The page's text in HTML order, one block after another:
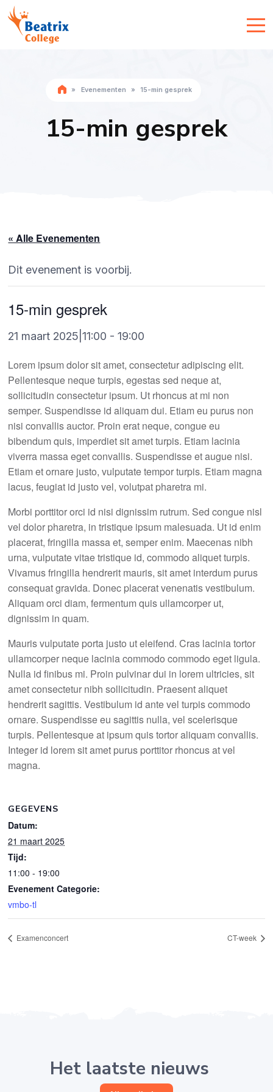
» Evenementen » 15-min gesprek
15-min gesprek
« Alle Evenementen
Dit evenement is voorbij.
15-min gesprek
21 maart 2025|11:00 -19:00
Lorem ipsum dolor sit amet, consectetur adipiscing elit.
Pellentesque neque turpis, egestas sed neque at,
sollicitudin consectetur ipsum. Ut rhoncus at mi non
semper. Suspendisse id aliquam dui. Etiam eu purus non
nisi convallis auctor. Proin erat neque, congue eu
bibendum quis, imperdiet sit amet turpis. Etiam lacinia
viverra massa eget convallis. Suspendisse et augue nisi.
Etiam et ornare justo, vulputate tempor turpis. Etiam magna
lacus, feugiat id justo vel, volutpat pharetra mi.
Morbi porttitor orci id nisi dignissim rutrum. Sed congue nisl
vel dolor pharetra, in tristique ipsum malesuada. Ut id enim
placerat, fringilla massa et, semper enim. Maecenas nibh
urna, vulputate vitae tristique id, commodo aliquet turpis.
Vivamus fringilla hendrerit mauris, sit amet interdum purus
consequat gravida. Donec placerat venenatis vestibulum.
Aliquam orci diam, fermentum quis ullamcorper ut,
dignissim in quam.
Mauris vulputate porta justo ut eleifend. Cras lacinia tortor
ullamcorper neque lacinia commodo commodo eget ligula.
Nulla id finibus mi. Proin pulvinar dui in lorem ultricies, sit
amet consectetur nibh sollicitudin. Praesent aliquet
hendrerit sagittis. Vestibulum id ante vel turpis commodo
ornare. Suspendisse eu sagittis nulla, vel scelerisque
turpis. Pellentesque at ipsum quis tortor aliquam convallis.
Integer id lorem sit amet purus porttitor rhoncus at vel
magna.
GEGEVENS
Datum:
21 maart 2025
Tijd:
11:00 - 19:00
Evenement Categorie:
vmbo-tl
Examenconcert CT-week
Het laatste nieuws